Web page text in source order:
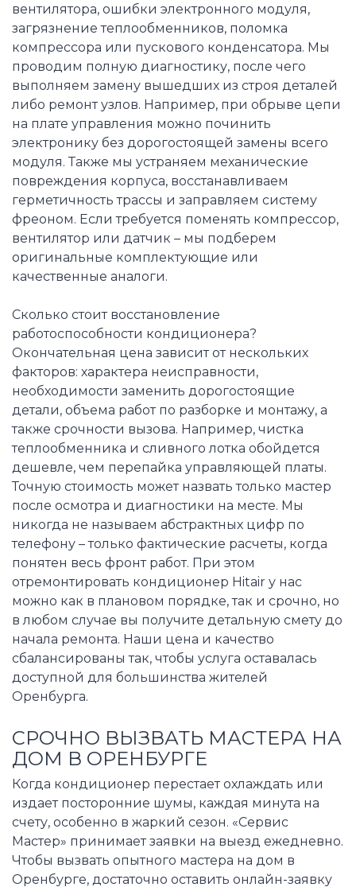
вентилятора, ошибки электронного модуля,
загрязнение теплообменников, поломка
компрессора или пускового конденсатора. Мы
проводим полную диагностику, после чего
выполняем замену вышедших из строя деталей
либо ремонт узлов. Например, при обрыве цепи
на плате управления можно починить
электронику без дорогостоящей замены всего
модуля. Также мы устраняем механические
повреждения корпуса, восстанавливаем
герметичность трассы и заправляем систему
фреоном. Если требуется поменять компрессор,
вентилятор или датчик – мы подберем
оригинальные комплектующие или
качественные аналоги.
Сколько стоит восстановление
работоспособности кондиционера?
Окончательная цена зависит от нескольких
факторов: характера неисправности,
необходимости заменить дорогостоящие
детали, объема работ по разборке и монтажу, а
также срочности вызова. Например, чистка
теплообменника и сливного лотка обойдется
дешевле, чем перепайка управляющей платы.
Точную стоимость может назвать только мастер
после осмотра и диагностики на месте. Мы
никогда не называем абстрактных цифр по
телефону – только фактические расчеты, когда
понятен весь фронт работ. При этом
отремонтировать кондиционер Hitair у нас
можно как в плановом порядке, так и срочно, но
в любом случае вы получите детальную смету до
начала ремонта. Наши цена и качество
сбалансированы так, чтобы услуга оставалась
доступной для большинства жителей
Оренбурга.
СРОЧНО ВЫЗВАТЬ МАСТЕРА НА
ДОМ В ОРЕНБУРГЕ
Когда кондиционер перестает охлаждать или
издает посторонние шумы, каждая минута на
счету, особенно в жаркий сезон. «Сервис
Мастер» принимает заявки на выезд ежедневно.
Чтобы вызвать опытного мастера на дом в
Оренбурге, достаточно оставить онлайн-заявку